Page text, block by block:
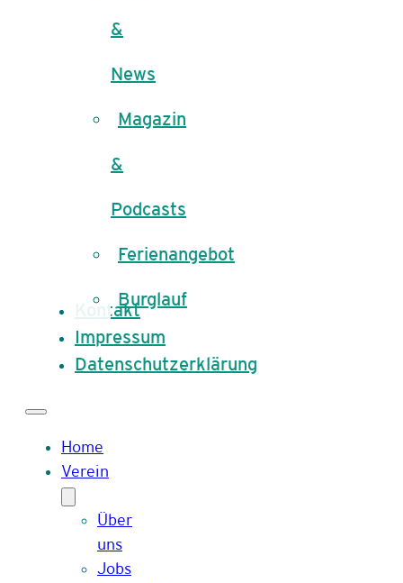
&
News
Magazin
&
Podcasts
Ferienangebot
Burglauf
Kontakt
Impressum
Datenschutzerklärung
Home
Verein
Über
uns
Jobs